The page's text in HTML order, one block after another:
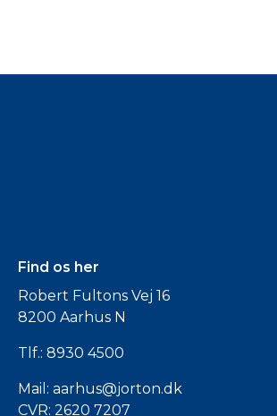
Find os her
Robert Fultons Vej 16
8200 Aarhus N
Tlf.: 8930 4500
Mail: aarhus@jorton.dk
CVR: 2620 7207